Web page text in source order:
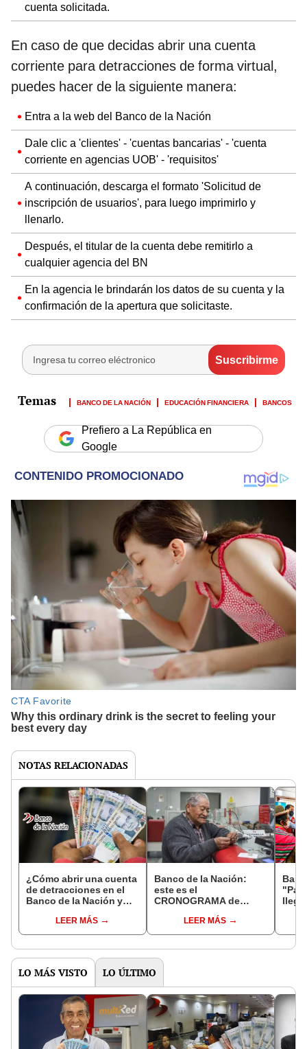
cuenta solicitada.
En caso de que decidas abrir una cuenta
corriente para detracciones de forma virtual,
puedes hacer de la siguiente manera:
Entra a la web del Banco de la Nación
Dale clic a 'clientes' - 'cuentas bancarias' - 'cuenta
corriente en agencias UOB' - 'requisitos'
A continuación, descarga el formato 'Solicitud de
inscripción de usuarios', para luego imprimirlo y
llenarlo.
Después, el titular de la cuenta debe remitirlo a
cualquier agencia del BN
En la agencia le brindarán los datos de su cuenta y la
confirmación de la apertura que solicitaste.
BANCO DE LA NACIÓN EDUCACIÓN FINANCIERA BANCOS
Prefiero a La República en
Google
NOTAS RELACIONADAS
¿Cómo abrir una cuenta
de detracciones en el
Banco de la Nación y
LEER MÁS
Banco de la Nación:
este es el
CRONOGRAMA de
noviembre 2023
LEER MÁS
LO MÁS VISTO LO ÚLTIMO